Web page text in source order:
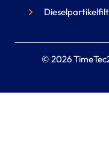
© 2026